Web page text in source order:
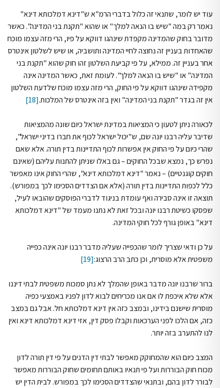
עוד יש לומר, שתנאי זה כלול בדברי הרמ"א ש"דינא דמלכותא דינא"
נאמר רק במה "שיש בו הנאה למלך" או שהוא "תקנת בני המדינה". כאשר
מדובר בחוק שהמדינה מקפדת שינהגו דווקא על פיו, הרי מזה עצמו מוכח
שהאחדות בעניין זה נחוצה לחיי המדינה ותושביה, או שיש לשלטון אינטרס
אחר בעניין זה. ממילא, על פי קביעת השלטון זהו חוק שהוא "תקנת בני
המדינה" או "שיש בו הנאה למלך". לעומת זאת, כאשר המדינה אינה
מקפידה שינהגו דווקא על פי החוק, הרי מזה עצמו מוכח שלדעת השלטון
אין זה בגדר "תקנת בני המדינה" ואין בזה אינטרס של המלכות.[18]
לכאורה ניתן לטעון כי המציאות במדינת ישראל כיום שונה מהמציאות
שדיבר עליה רבנו יונה שם, ש"יכול ישראל לכוף את חברו בדיני ישראל",
שהרי כיום על פי החוק אין אפשרות לכוף התדיינות בדין תורה. אלא שאם
נפרש כך, נמצא שבכל החוקים – גם באלו שניתן להתנות עליהם (שאינם
חוקים קוגנטיים) – נאמר "דינא דמלכותא דינא", שהרי החוק אינו מאפשר
כלל לכפות התדיינות בדין תורה (אלא אם הצדדים הסכימו לכך במפורש).
תוצאה זו אינה סבירה ואף עומדת בניגוד לדברי הפוסקים שהובאו לעיל,
שפסקו כשיטת רבנו יונה ובכל זאת לא נתנו מעמד של "דינא דמלכותא
דינא" באופן גורף לכל חוקי המדינה.
על כן ודאי שצריך לומר שהכפייה שעליה מדבר רבנו יונה אינה כפייה
משפטית אלא מוסרית, וכן כתב הרב הרצוג:[19]
ברור שרבנו יונה מדבר באופן שהמלך לא נתן סמכות משפטית לבתי דיננו
אלא שלא איכפת לו אם אנו מכריחים לבוא לדון לפניו באמצעי כפיה
מוסרית שישנם בידינו, ובמצב כזה אין דינא דמלכותא חל. אבל גם במצב
כזה, אם הלכו לפני הערכאות וקבלו פסק דין, אזי דינא דמלכותא דינא ואין
לנו להתערב בזה יותר.
המצב כיום הוא שהמחוקק מאפשר לבתי דין הדנים על פי דין תורה לדון
מכוח חוק הבוררות ועל פי תנאיו באותם תחומים שחוק הבוררות מאפשר
לבורר לדון בהם, ובתנאי שהצדדים הסכימו לכך במפורש. לבית הדין יש